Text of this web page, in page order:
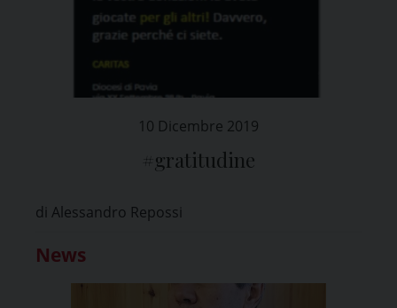
10 Dicembre 2019
#gratitudine
di Alessandro Repossi
News